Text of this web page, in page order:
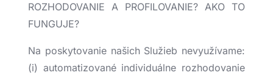
ROZHODOVANIE A PROFILOVANIE? AKO TO
FUNGUJE?
Na poskytovanie našich Služieb nevyužívame:
(i) automatizované individuálne rozhodovanie